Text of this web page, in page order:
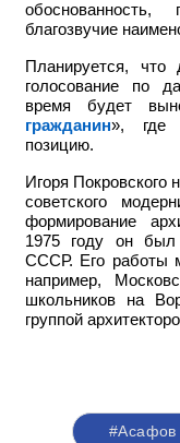
обоснованность,
благозвучие
Планируется,
голосование по
время будет
гражданин», где
позицию.
Игоря Покровского
советского
формирование
1975 году он был
СССР. Его работы
например,
школьников на
группой
#Асафов